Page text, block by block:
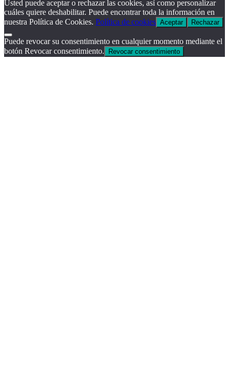
Usted puede aceptar o rechazar las cookies, así como personalizar
cuáles quiere deshabilitar. Puede encontrar toda la información en
nuestra Política de Cookies. Política de cookies Aceptar Rechazar
Puede revocar su consentimiento en cualquier momento mediante el
botón Revocar consentimiento.
Revocar consentimiento